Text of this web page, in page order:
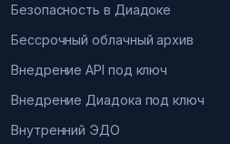
Безопасность в Диадоке
Бессрочный облачный архив
Внедрение API под ключ
Внедрение Диадока под ключ
Внутренний ЭДО